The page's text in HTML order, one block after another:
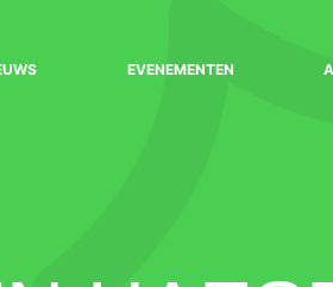
EVENEMENTEN